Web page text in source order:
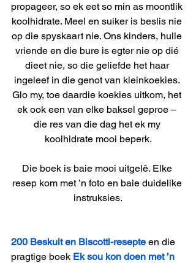
propageer, so ek eet so min as moontlik
koolhidrate. Meel en suiker is beslis nie
op die spyskaart nie. Ons kinders, hulle
vriende en die bure is egter nie op dié
dieet nie, so die geliefde het haar
ingeleef in die genot van kleinkoekies.
Glo my, toe daardie koekies uitkom, het
ek ook een van elke baksel geproe –
die res van die dag het ek my
koolhidrate mooi beperk.
Die boek is baie mooi uitgelê. Elke
resep kom met ’n foto en baie duidelike
instruksies.
200 Beskuit en Biscotti-resepte en die
pragtige boek Ek sou kon doen met ’n